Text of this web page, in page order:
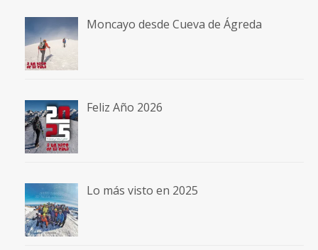
Moncayo desde Cueva de Ágreda
Feliz Año 2026
Lo más visto en 2025